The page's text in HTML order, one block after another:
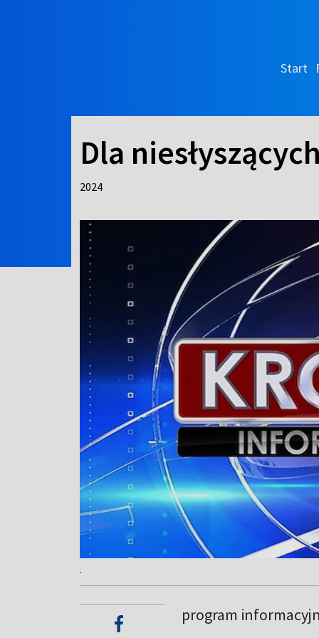
Start
Dla
2024
.
program